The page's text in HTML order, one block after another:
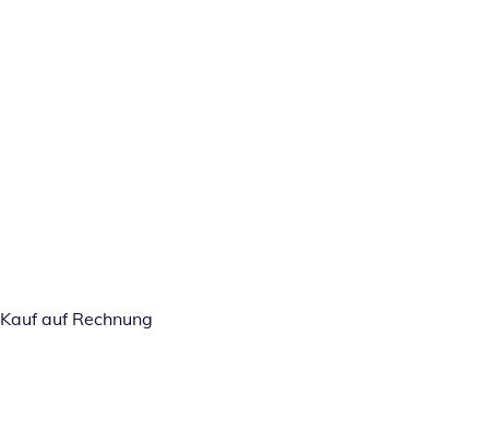
Kauf auf Rechnung